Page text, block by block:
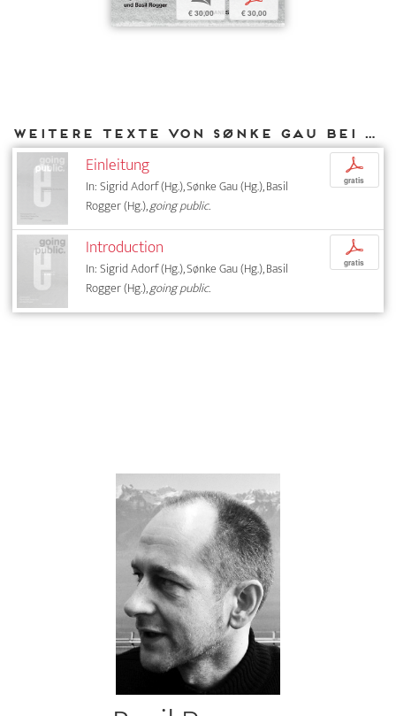
€ 30,00 € 30,00
Weitere Texte von Sønke Gau bei DIAPHANES
Einleitung
In: Sigrid Adorf (Hg.), Sønke Gau (Hg.), Basil
Rogger (Hg.),going public.
p
gratis
Introduction
In: Sigrid Adorf (Hg.), Sønke Gau (Hg.), Basil
Rogger (Hg.),going public.
p
gratis